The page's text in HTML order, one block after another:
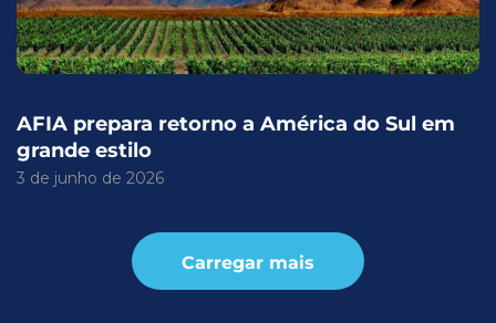
AFIA prepara retorno a América do Sul em
grande estilo
3 de junho de 2026
Carregar mais